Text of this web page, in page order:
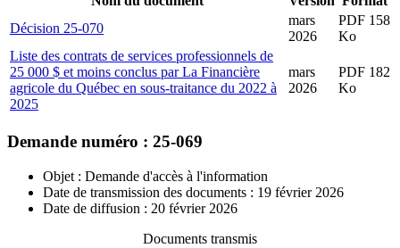
Décision 25-070
mars
2026
PDF 158
Ko
Liste des contrats de services professionnels de
25 000 $ et moins conclus par La Financière
agricole du Québec en sous-traitance du 2022 à
2025
mars
2026
PDF 182
Ko
Demande numéro : 25-069
Objet : Demande d'accès à l'information
Date de transmission des documents : 19 février 2026
Date de diffusion : 20 février 2026
Documents transmis